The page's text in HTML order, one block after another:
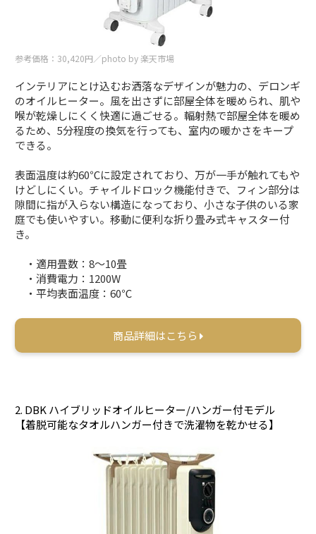
参考価格：30,420円／photo by 楽天市場
インテリアにとけ込むお洒落なデザインが魅力の、デロンギ
のオイルヒーター。風を出さずに部屋全体を暖められ、肌や
喉が乾燥しにくく快適に過ごせる。輻射熱で部屋全体を暖め
るため、5分程度の換気を行っても、室内の暖かさをキープ
できる。
表面温度は約60℃に設定されており、万が一手が触れてもや
けどしにくい。チャイルドロック機能付きで、フィン部分は
隙間に指が入らない構造になっており、小さな子供のいる家
庭でも使いやすい。移動に便利な折り畳み式キャスター付
き。
・適用畳数：8～10畳
・消費電力：1200W
・平均表面温度：60℃
商品詳細はこちら
2. DBK ハイブリッドオイルヒーター/ハンガー付モデル
【着脱可能なタオルハンガー付きで洗濯物を乾かせる】